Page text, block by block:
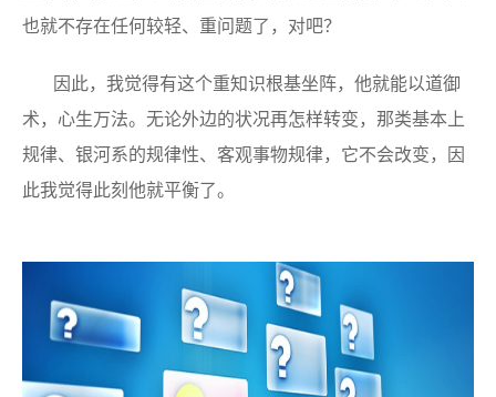
也就不存在任何较轻、重问题了，对吧？
因此，我觉得有这个重知识根基坐阵，他就能以道御
术，心生万法。无论外边的状况再怎样转变，那类基本上
规律、银河系的规律性、客观事物规律，它不会改变，因
此我觉得此刻他就平衡了。